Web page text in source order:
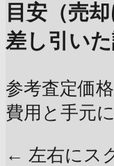
目安（売
差し引いた
参考査定価
費用と手元
← 左右にス